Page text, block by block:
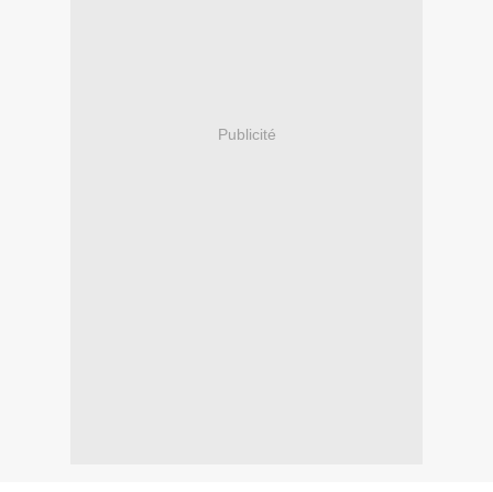
Publicité